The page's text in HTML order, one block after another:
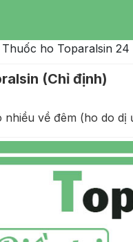
ho Toparalsin 24
(Chỉ định)
về đêm (ho do dị